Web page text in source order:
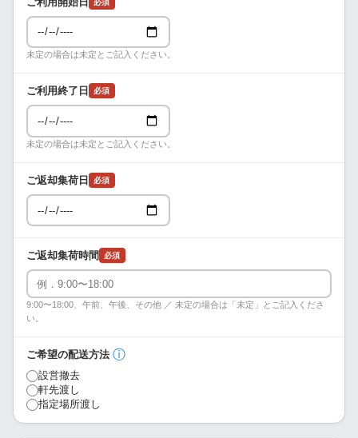
未定の場合は未定とご記入ください。
ご利用終了日 必須
未定の場合は未定とご記入ください。
ご返却集荷日 必須
ご返却集荷時間 必須
9:00〜18:00、午前、午後、その他 ／ 未定の場合は「未定」とご記入くださ
い。
ご希望の配送方法 ⓘ
設営撤去
軒先渡し
指定場所渡し